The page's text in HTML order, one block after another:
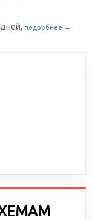
подробнее →